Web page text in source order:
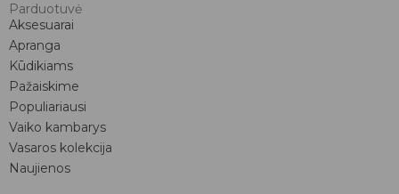
Parduotuvė
Aksesuarai
Apranga
Kūdikiams
Pažaiskime
Populiariausi
Vaiko kambarys
Vasaros kolekcija
Naujienos